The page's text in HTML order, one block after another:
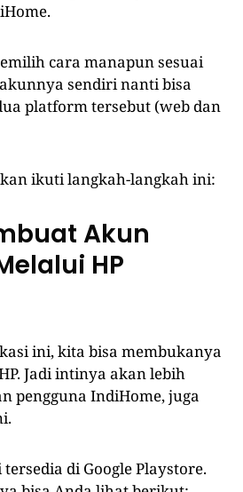
cara manapun sesuai
sendiri nanti bisa
platform tersebut (web dan
ikuti langkah-langkah ini:
Akun
HP
ini, kita bisa membukanya
Jadi intinya akan lebih
pengguna IndiHome, juga
di Google Playstore.